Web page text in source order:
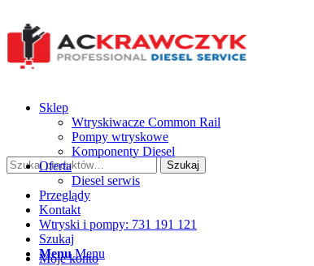
Szukaj: Szukaj
Moje konto
Sklep
Wtryskiwacze Common Rail
Pompy wtryskowe
Komponenty Diesel
Oferta
Diesel serwis
Przeglądy
Kontakt
Wtryski i pompy: 731 191 121
Szukaj
Menu Menu